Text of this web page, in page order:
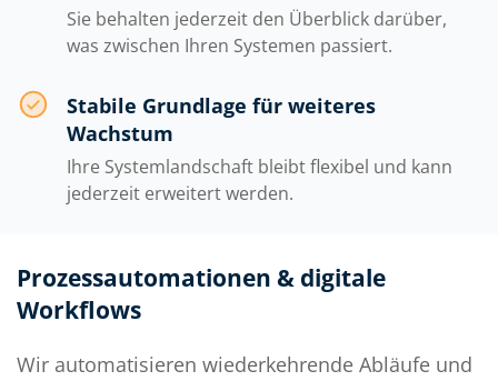
Sie behalten jederzeit den Überblick darüber,
was zwischen Ihren Systemen passiert.
Stabile Grundlage für weiteres
Wachstum
Ihre Systemlandschaft bleibt flexibel und kann
jederzeit erweitert werden.
Prozessautomationen & digitale
Workflows
Wir automatisieren wiederkehrende Abläufe und